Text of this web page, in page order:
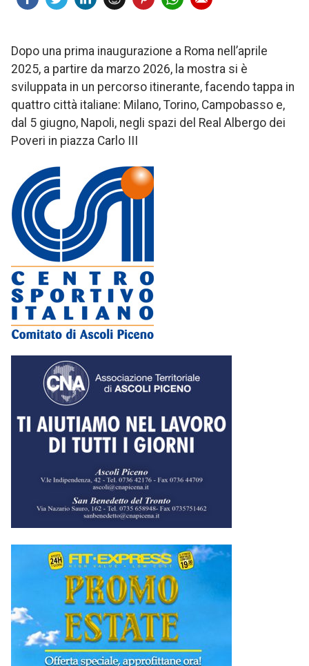
Dopo una prima inaugurazione a Roma nell’aprile
2025, a partire da marzo 2026, la mostra si è
sviluppata in un percorso itinerante, facendo tappa in
quattro città italiane: Milano, Torino, Campobasso e,
dal 5 giugno, Napoli, negli spazi del Real Albergo dei
Poveri in piazza Carlo III